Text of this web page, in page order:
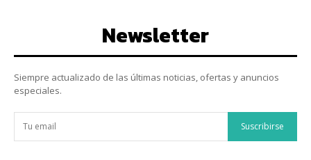
Newsletter
Siempre actualizado de las últimas noticias, ofertas y anuncios
especiales.
Suscribirse